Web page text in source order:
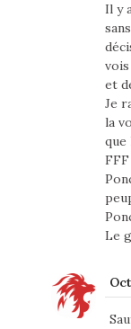
Il y
et
Je
la
que
Le